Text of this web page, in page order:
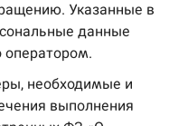
Указанные в
данные
оператором.
необходимые и
выполнения